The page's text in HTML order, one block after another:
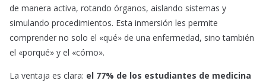
de manera activa, rotando órganos, aislando sistemas y
simulando procedimientos. Esta inmersión les permite
comprender no solo el «qué» de una enfermedad, sino también
el «porqué» y el «cómo».
La ventaja es clara: el 77% de los estudiantes de medicina